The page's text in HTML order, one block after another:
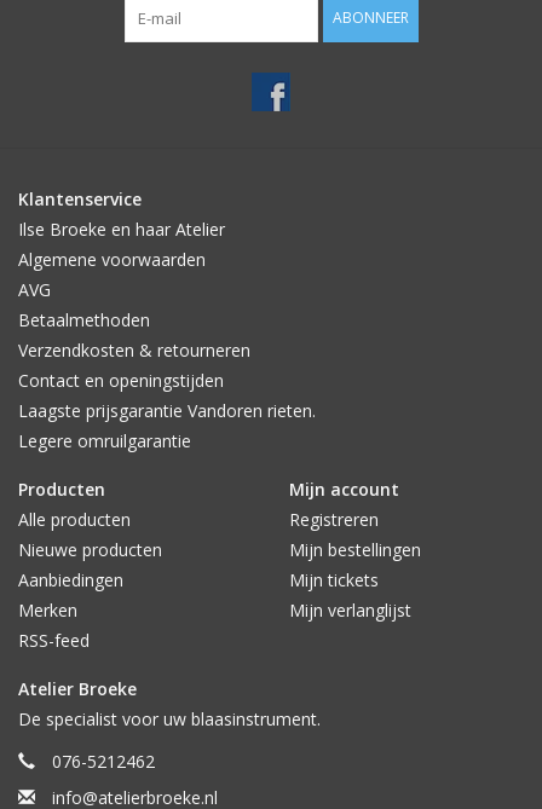
ABONNEER
Klantenservice
Ilse Broeke en haar Atelier
Algemene voorwaarden
AVG
Betaalmethoden
Verzendkosten & retourneren
Contact en openingstijden
Laagste prijsgarantie Vandoren rieten.
Legere omruilgarantie
Producten
Alle producten
Nieuwe producten
Aanbiedingen
Merken
RSS-feed
Mijn account
Registreren
Mijn bestellingen
Mijn tickets
Mijn verlanglijst
Atelier Broeke
De specialist voor uw blaasinstrument.
076-5212462
info@atelierbroeke.nl